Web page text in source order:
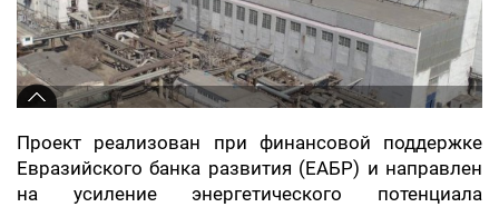
Проект реализован при финансовой поддержке
Евразийского банка развития (ЕАБР) и направлен
на усиление энергетического потенциала